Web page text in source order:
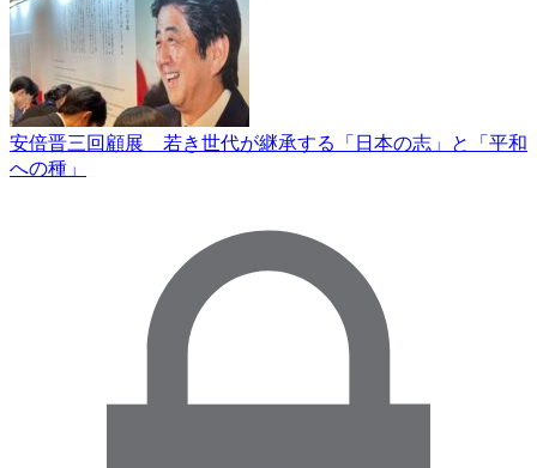
安倍晋三回顧展 若き世代が継承する「日本の志」と「平和
への種」